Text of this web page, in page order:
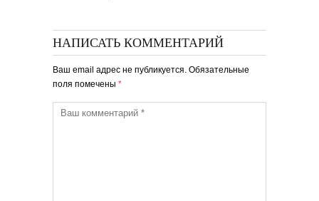
НАПИСАТЬ КОММЕНТАРИЙ
Ваш email адрес не публикуется. Обязательные
поля помечены *